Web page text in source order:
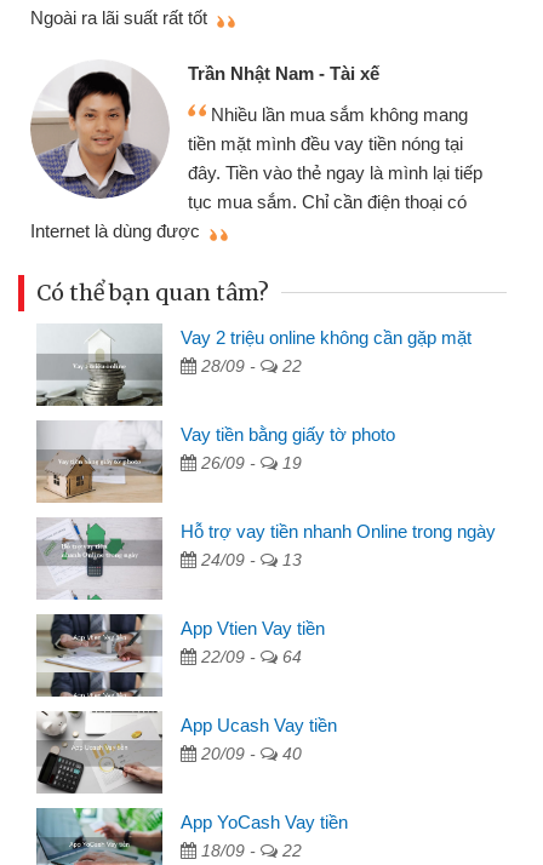
Ngoài ra lãi suất rất tốt
Trần Nhật Nam - Tài xế
Nhiều lần mua sắm không mang
tiền mặt mình đều vay tiền nóng tại
đây. Tiền vào thẻ ngay là mình lại tiếp
tục mua sắm. Chỉ cần điện thoại có
Internet là dùng được
Có thể bạn quan tâm?
Vay 2 triệu online không cần gặp mặt
28/09 - 22
Vay tiền bằng giấy tờ photo
26/09 - 19
Hỗ trợ vay tiền nhanh Online trong ngày
24/09 - 13
App Vtien Vay tiền
22/09 - 64
App Ucash Vay tiền
20/09 - 40
App YoCash Vay tiền
18/09 - 22